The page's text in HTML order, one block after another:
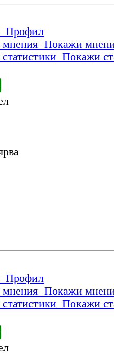
Профил
Покажи
Покажи
Профил
Покажи
Покажи